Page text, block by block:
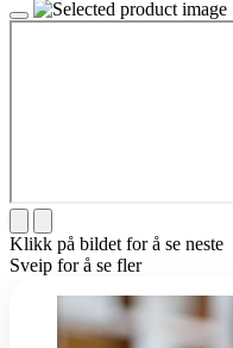
Klikk på bildet for å se neste
Sveip for å se fler